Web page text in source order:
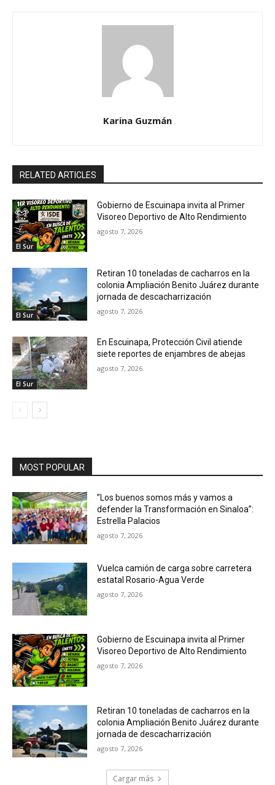
Karina Guzmán
RELATED ARTICLES
El Sur
Gobierno de Escuinapa invita al Primer
Visoreo Deportivo de Alto Rendimiento
agosto 7, 2026
El Sur
Retiran 10 toneladas de cacharros en la
colonia Ampliación Benito Juárez durante
jornada de descacharrización
agosto 7, 2026
El Sur
En Escuinapa, Protección Civil atiende
siete reportes de enjambres de abejas
agosto 7, 2026
MOST POPULAR
”Los buenos somos más y vamos a
defender la Transformación en Sinaloa”:
Estrella Palacios
agosto 7, 2026
Vuelca camión de carga sobre carretera
estatal Rosario-Agua Verde
agosto 7, 2026
Gobierno de Escuinapa invita al Primer
Visoreo Deportivo de Alto Rendimiento
agosto 7, 2026
Retiran 10 toneladas de cacharros en la
colonia Ampliación Benito Juárez durante
jornada de descacharrización
agosto 7, 2026
Cargar más